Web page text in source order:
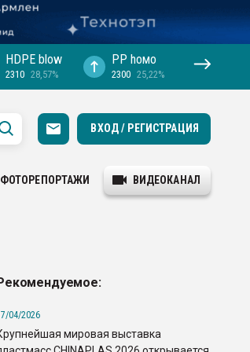
HDPE blow
2310 28,57%
PP hомо
2300 25,22%
ВХОД / РЕГИСТРАЦИЯ
ФОТОРЕПОРТАЖИ ВИДЕОКАНАЛ
04/2026
мировая выставка